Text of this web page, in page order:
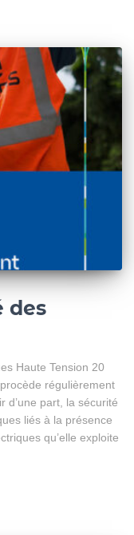
des
Haute Tension 20
régulièrement
d’une part, la sécurité
liés à la présence
qu’elle exploite